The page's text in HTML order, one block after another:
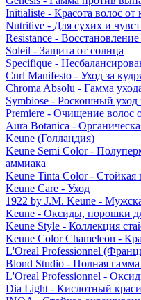
Initialiste - Красота волос от
Nutritive - Для сухих и
Resistance -
Soleil - Защита от солнца
Specifique -
Curl Manifesto - Уход за
Chroma Absolu - Гамма
Symbiose - Роскошный уход
Premiere - Очищение волос
Aura Botanica -
Keune (Голландия)
Keune Semi Color -
аммиака
Keune Tinta Color - Стойкая
Keune Care - Уход
1922 by J.M. Keune -
Keune - Оксиды, порошки
Keune Style - Коллекция
Keune Color Chameleon -
L'Oreal Professionnel
Blond Studio - Полная
L'Oreal Professionnel -
Dia Light - Кислотный